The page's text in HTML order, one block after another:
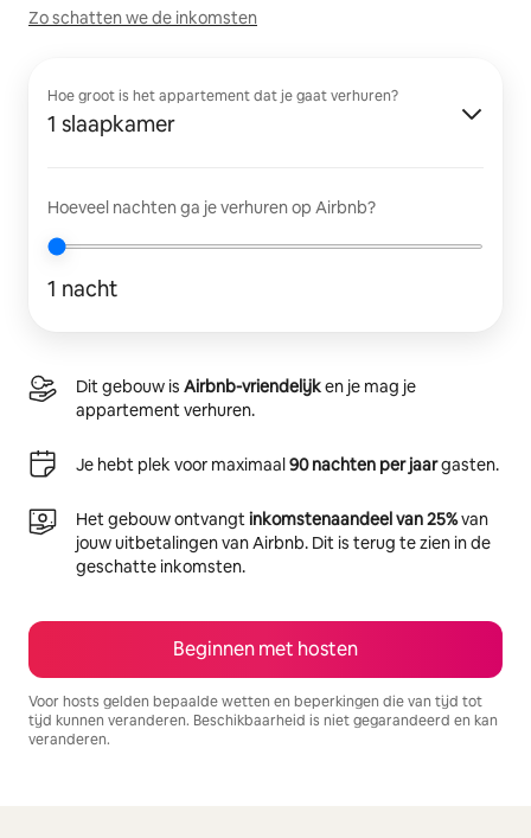
Zo schatten we de inkomsten
Hoe groot is het appartement dat je gaat verhuren?
1 slaapkamer
Hoeveel nachten ga je verhuren op Airbnb?
1 nacht
Dit gebouw is Airbnb-vriendelijken je mag je
appartement verhuren.
Je hebt plek voor maximaal90 nachten per jaargasten.
Het gebouw ontvangtinkomstenaandeel van 25%van
jouw uitbetalingen van Airbnb. Dit is terug te zien in de
geschatte inkomsten.
Beginnen met hosten
Voor hosts gelden bepaalde wetten en beperkingen die van tijd tot
tijd kunnen veranderen. Beschikbaarheid is niet gegarandeerd en kan
veranderen.